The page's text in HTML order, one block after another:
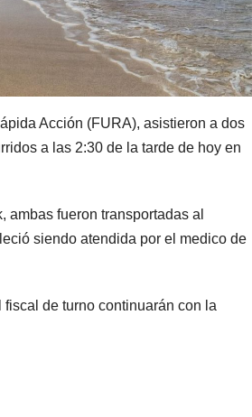
Acción (FURA), asistieron a dos
a las 2:30 de la tarde de hoy en
fueron transportadas al
siendo atendida por el medico de
de turno continuarán con la